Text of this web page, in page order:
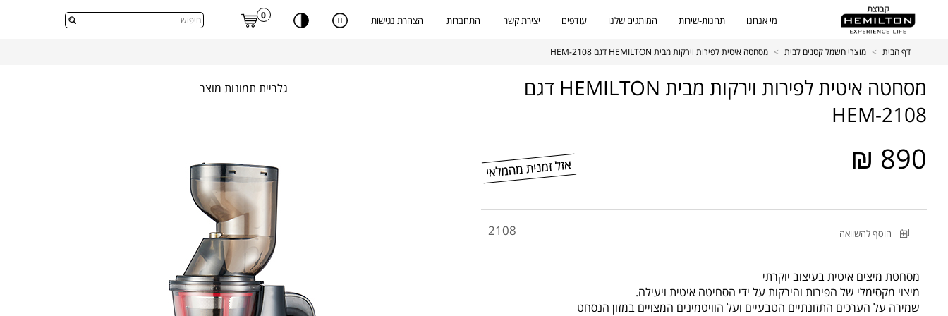
דלג לתוכן העמוד
מי אנחנו תחנות-שירות המותגים שלנו עודפים יצירת קשר התחברות הצהרת נגישות 0
דף הבית > מוצרי חשמל קטנים לבית > מסחטה איטית לפירות וירקות מבית HEMILTON דגם 2108-HEM
מסחטה איטית לפירות וירקות מבית HEMILTON דגם
2108-HEM
890 ₪
2108
מקט
הוסף להשוואה
לפירות
וירקות
מסחטת מיצים איטית בעיצוב יוקרתי
מיצוי מקסימלי של הפירות והירקות על ידי הסחיטה איטית ויעילה.
שמירה על הערכים התזונתיים הטבעיים ועל הוויטמינים המצויים במזון הנסחט
גלריית תמונות מוצר